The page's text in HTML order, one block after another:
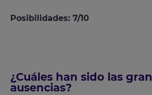
Posibilidades: 7/10
¿Cuáles han sido las
ausencias?